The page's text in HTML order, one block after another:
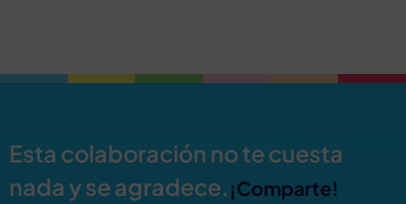
Esta colaboración no te cuesta
nada y se agradece.¡Comparte!